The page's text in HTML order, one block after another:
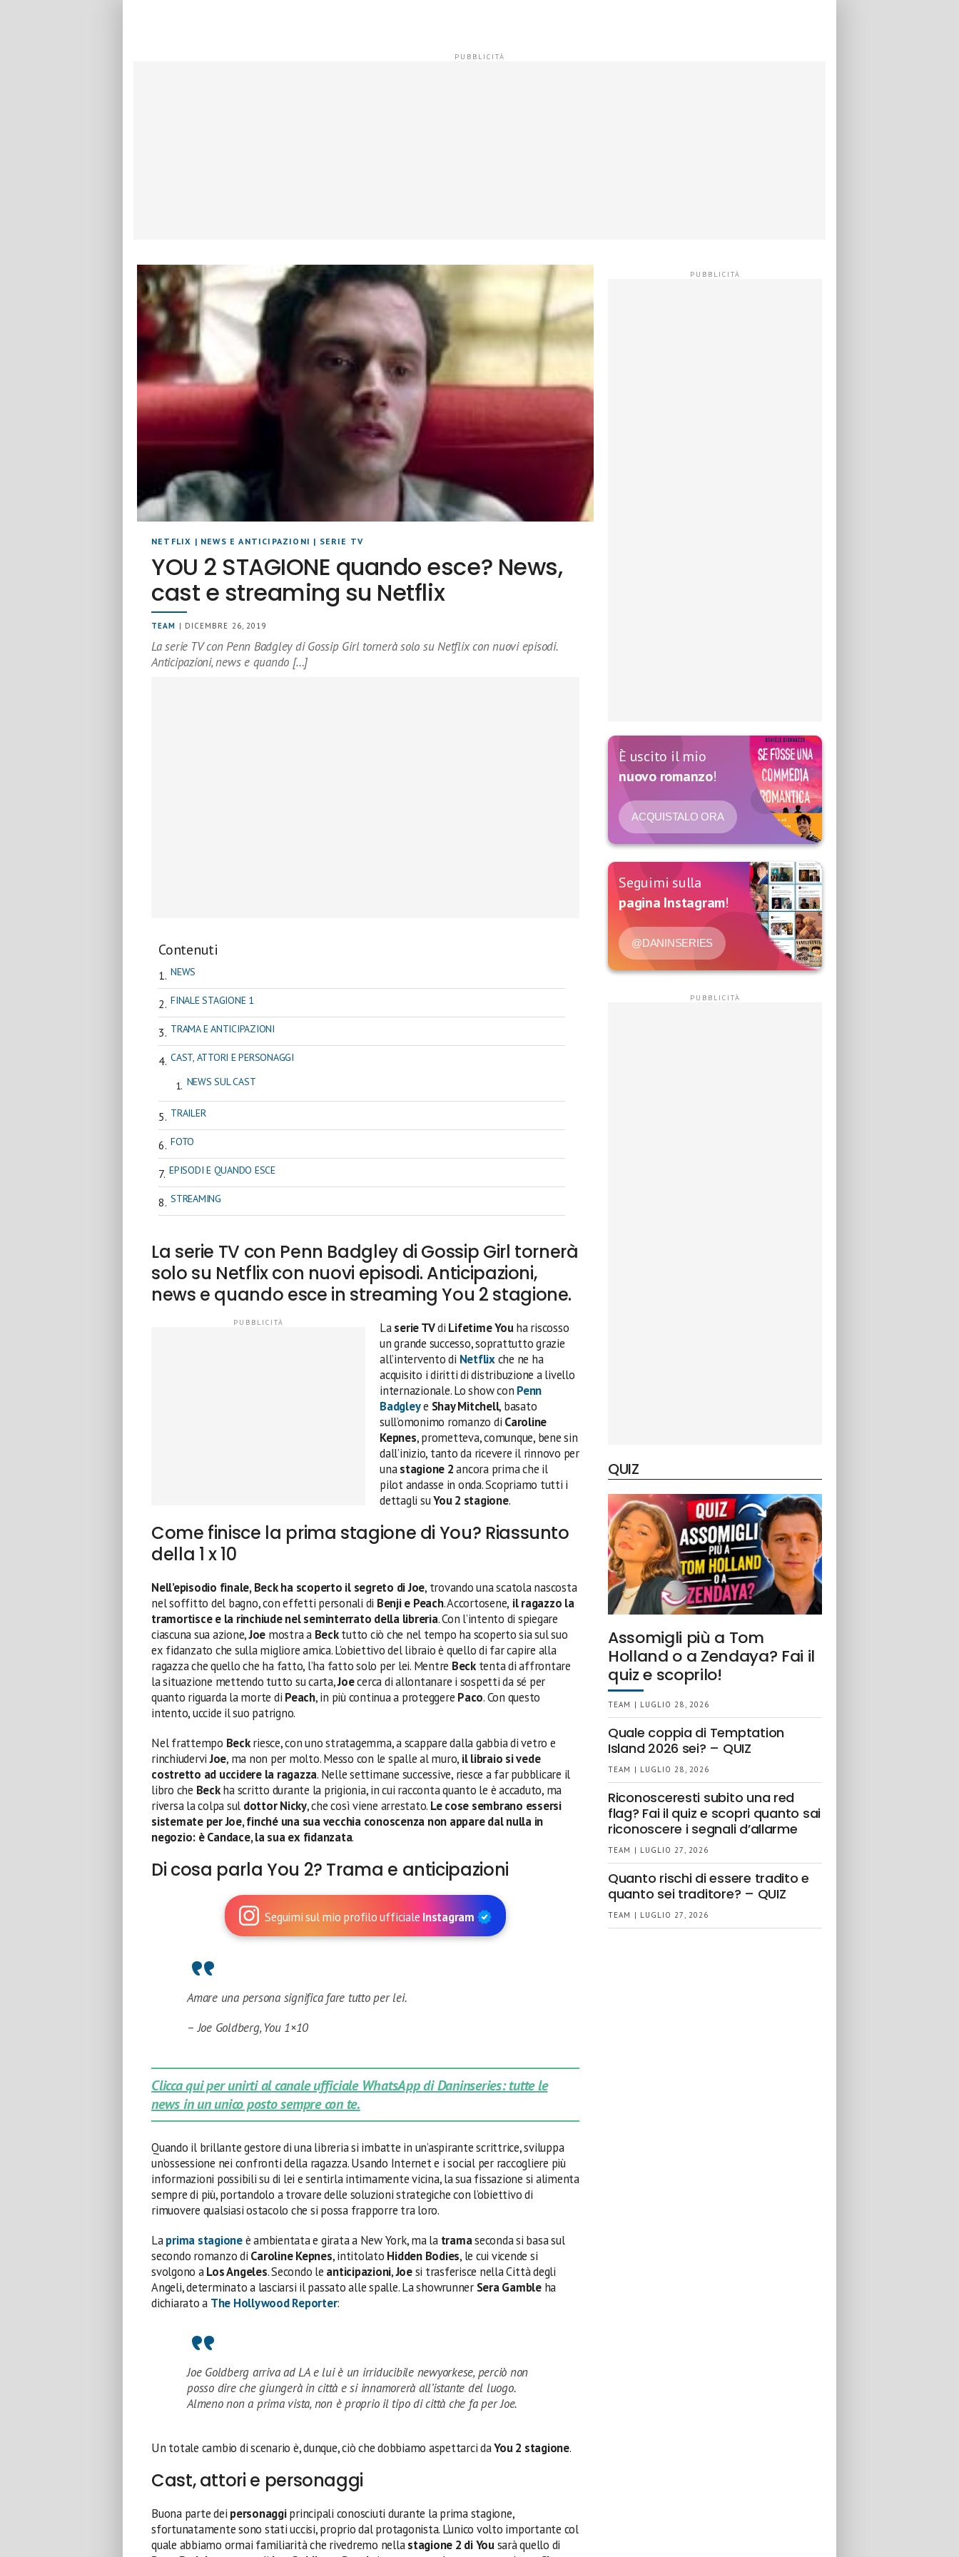
NETFLIX | NEWS E ANTICIPAZIONI | SERIE TV
YOU 2 STAGIONE quando esce? News,
cast e streaming su Netflix
TEAM | DICEMBRE 26, 2019
La serie TV con Penn Badgley di Gossip Girl tornerà solo su Netflix con nuovi episodi.
Anticipazioni, news e quando […]
Contenuti
NEWS
FINALE STAGIONE 1
TRAMA E ANTICIPAZIONI
CAST, ATTORI E PERSONAGGI
NEWS SUL CAST
TRAILER
FOTO
EPISODI E QUANDO ESCE
STREAMING
La serie TV con Penn Badgley di Gossip Girl tornerà
solo su Netflix con nuovi episodi. Anticipazioni,
news e quando esce in streaming You 2 stagione.
Laserie TVdi LifetimeYouha riscosso
un grande successo, soprattutto grazie
all’intervento di Netflixche ne ha
acquisito i diritti di distribuzione a livello
internazionale. Lo show con Penn
Badgleye Shay Mitchell, basato
sull’omonimo romanzo di Caroline
Kepnes, prometteva, comunque, bene sin
dall’inizio, tanto da ricevere il rinnovo per
unastagione 2ancora prima che il
pilot andasse in onda. Scopriamo tutti i
dettagli suYou 2 stagione.
Come finisce la prima stagione di You? Riassunto
della 1 x 10
Nell’episodio finale, Beck ha scoperto il segreto di Joe, trovando una scatola nascosta
nel soffitto del bagno, con effetti personali di Benji e Peach. Accortosene, il ragazzo la
tramortisce e la rinchiude nel seminterrato della libreria. Con l’intento di spiegare
ciascuna sua azione,Joe mostra a Becktutto ciò che nel tempo ha scoperto sia sul suo
ex fidanzato che sulla migliore amica. L’obiettivo del libraio è quello di far capire alla
ragazza che quello che ha fatto, l’ha fatto solo per lei. Mentre Becktenta di affrontare
la situazione mettendo tutto su carta,Joecerca di allontanare i sospetti da sé per
quanto riguarda la morte di Peach, in più continua a proteggere Paco. Con questo
intento, uccide il suo patrigno.
Nel frattempo Beckriesce, con uno stratagemma, a scappare dalla gabbia di vetro e
rinchiuderviJoe, ma non per molto. Messo con le spalle al muro, il libraio si vede
costretto ad uccidere la ragazza. Nelle settimane successive, riesce a far pubblicare il
libro che Beckha scritto durante la prigionia, in cui racconta quanto le è accaduto, ma
riversa la colpa sul dottor Nicky, che così viene arrestato. Le cose sembrano essersi
sistemate per Joe, finché una sua vecchia conoscenza non appare dal nulla in
negozio: è Candace, la sua ex fidanzata.
Di cosa parla You 2? Trama e anticipazioni
Seguimi sul mio profilo ufficiale Instagram
Amare una persona significa fare tutto per lei.
– Joe Goldberg, You 1×10
Clicca qui per unirti al canale ufficiale WhatsApp di Daninseries: tutte le
news in un unico posto sempre con te.
Quando il brillante gestore di una libreria si imbatte in un’aspirante scrittrice, sviluppa
un’ossessione nei confronti della ragazza. Usando Internet e i social per raccogliere più
informazioni possibili su di lei e sentirla intimamente vicina, la sua fissazione si alimenta
sempre di più, portandolo a trovare delle soluzioni strategiche con l’obiettivo di
rimuovere qualsiasi ostacolo che si possa frapporre tra loro.
Laprima stagioneè ambientata e girata a New York, ma la tramaseconda si basa sul
secondo romanzo di Caroline Kepnes, intitolato Hidden Bodies, le cui vicende si
svolgono aLos Angeles. Secondo le anticipazioni,Joesi trasferisce nella Città degli
Angeli, determinato a lasciarsi il passato alle spalle. La showrunner Sera Gambleha
dichiarato a The Hollywood Reporter:
Joe Goldberg arriva ad LA e lui è un irriducibile newyorkese, perciò non
posso dire che giungerà in città e si innamorerà all’istante del luogo.
Almeno non a prima vista, non è proprio il tipo di città che fa per Joe.
Un totale cambio di scenario è, dunque, ciò che dobbiamo aspettarci daYou 2 stagione.
Cast, attori e personaggi
Buona parte dei personaggiprincipali conosciuti durante la prima stagione,
sfortunatamente sono stati uccisi, proprio dal protagonista. L’unico volto importante col
quale abbiamo ormai familiarità che rivedremo nellastagione 2 di Yousarà quello di
È uscito il mio
nuovo romanzo!
ACQUISTALO ORA
Seguimi sulla
pagina Instagram!
@DANINSERIES
QUIZ
Assomigli più a Tom
Holland o a Zendaya? Fai il
quiz e scoprilo!
TEAM | LUGLIO 28, 2026
Quale coppia di Temptation
Island 2026 sei? – QUIZ
TEAM | LUGLIO 28, 2026
Riconosceresti subito una red
flag? Fai il quiz e scopri quanto sai
riconoscere i segnali d’allarme
TEAM | LUGLIO 27, 2026
Quanto rischi di essere tradito e
quanto sei traditore? – QUIZ
TEAM | LUGLIO 27, 2026